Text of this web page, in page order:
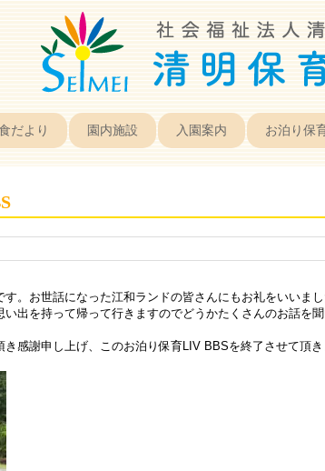
だより 園内施設 入園案内 お泊り保
。お世話になった江和ランドの皆さんにもお礼をいいま
出を持って帰って行きますのでどうかたくさんのお話を
感謝申し上げ、このお泊り保育LIV BBSを終了させて頂き